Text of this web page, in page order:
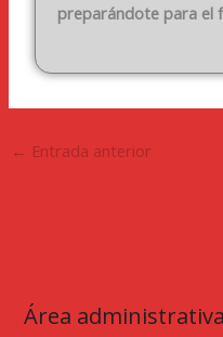
preparándote para el
← Entrada anterior
Área